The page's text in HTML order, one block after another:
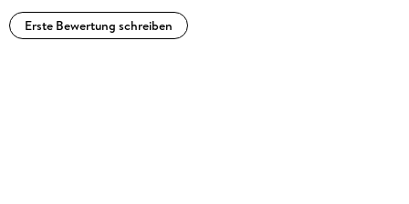
Erste Bewertung schreiben